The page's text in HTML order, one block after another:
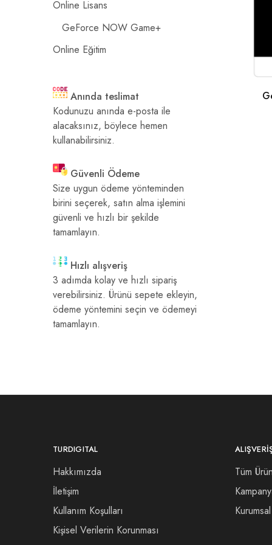
Online Lisans
GeForce NOW Game+
Online Eğitim
Anında teslimat
Kodunuzu anında e-posta ile
alacaksınız, böylece hemen
kullanabilirsiniz.
Güvenli Ödeme
Size uygun ödeme yönteminden
birini seçerek, satın alma işlemini
güvenli ve hızlı bir şekilde
tamamlayın.
Hızlı alışveriş
3 adımda kolay ve hızlı sipariş
verebilirsiniz. Ürünü sepete ekleyin,
ödeme yöntemini seçin ve ödemeyi
tamamlayın.
TURDIGITAL
Hakkımızda
İletişim
Kullanım Koşulları
Kişisel Verilerin Korunması
Tüm